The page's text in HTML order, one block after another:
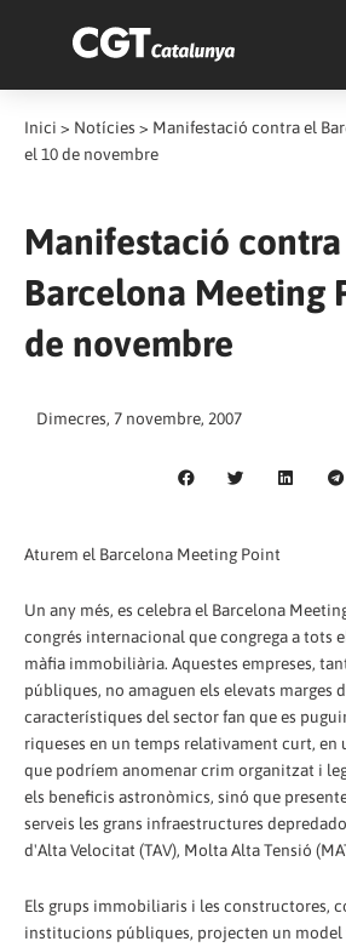
Inici > Notícies > Manifestació contra el
el 10 de novembre
Manifestació
Barcelona Meeting
de novembre
Dimecres, 7 novembre, 2007
Aturem el Barcelona Meeting Point
Un any més, es celebra el Barcelona
congrés internacional que congrega a tots
màfia immobiliària. Aquestes empreses,
públiques, no amaguen els elevats marges
característiques del sector fan que es
riqueses en un temps relativament curt, en
que podríem anomenar crim organitzat i
els beneficis astronòmics, sinó que
serveis les grans infraestructures
d'Alta Velocitat (TAV), Molta Alta Tensió
Els grups immobiliaris i les constructores,
institucions públiques, projecten un